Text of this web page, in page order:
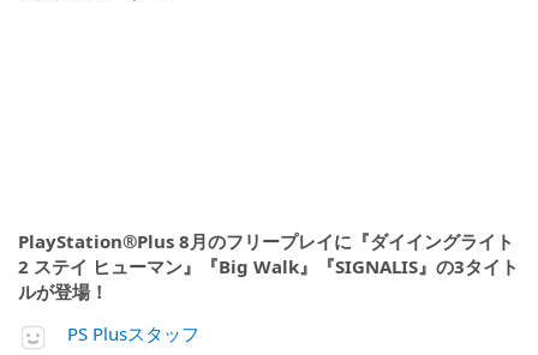
PlayStation®Plus 8月のフリープレイに『ダイイングライト
2 ステイ ヒューマン』『Big Walk』『SIGNALIS』の3タイト
ルが登場！
PS Plusスタッフ